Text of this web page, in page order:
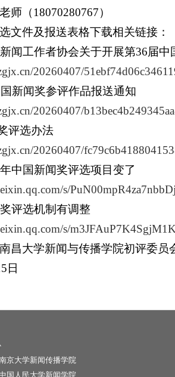
师（18070280767）
文件及报送表格下载相关链接：
闻工作者协会关于开展第36届
20260407/
新闻奖参评作品报送通知
20260407/
评选办法
20260407/
中国新闻奖评选项目变了
s/
评选机制有调整
s/
昌大学新闻与传播学院初评委员
日
京大学新闻传播学院
国人民大学新闻学院